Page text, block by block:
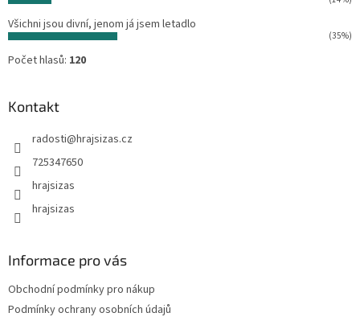
Všichni jsou divní, jenom já jsem letadlo
(35%)
Počet hlasů: 120
Kontakt
radosti@hrajsizas.cz
725347650
hrajsizas
hrajsizas
Informace pro vás
Obchodní podmínky pro nákup
Podmínky ochrany osobních údajů